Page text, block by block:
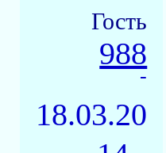
Гость
988
-
18.03.20